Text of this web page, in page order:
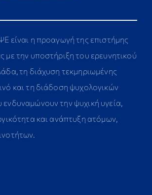
είναι η προαγωγή της επιστήμης
με την υποστήριξη του ερευνητικού
τη διάχυση τεκμηριωμένης
και τη διάδοση ψυχολογικών
την ψυχική υγεία,
και ανάπτυξη ατόμων,